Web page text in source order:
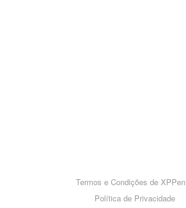
Termos e Condições de XPPen
Política de Privacidade